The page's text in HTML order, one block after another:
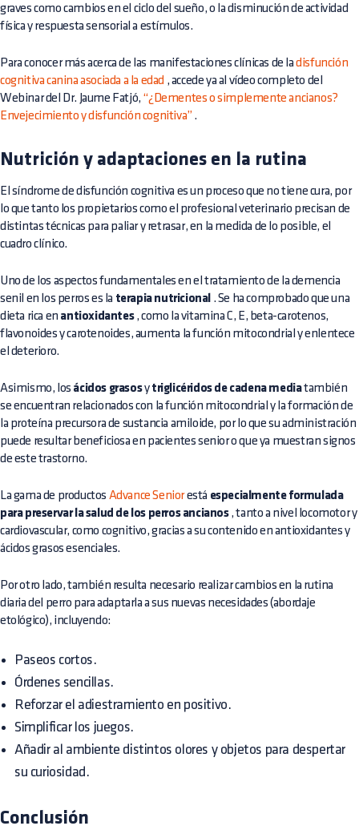
graves como cambios en el ciclo del sueño, o la disminución de actividad
física y respuesta sensorial a estímulos.
Para conocer más acerca de las manifestaciones clínicas de ladisfunción
cognitiva canina asociada a la edad , accede ya al vídeo completo del
Webinar del Dr. Jaume Fatjó, “¿Dementes o simplemente ancianos?
Envejecimiento y disfunción cognitiva” .
Nutrición y adaptaciones en la rutina
El síndrome de disfunción cognitiva es un proceso que no tiene cura, por
lo que tanto los propietarios como el profesional veterinario precisan de
distintas técnicas para paliar y retrasar, en la medida de lo posible, el
cuadro clínico.
Uno de los aspectos fundamentales en el tratamiento de la demencia
senil en los perros es la terapia nutricional . Se ha comprobado que una
dieta rica en antioxidantes, como la vitamina C, E, beta-carotenos,
flavonoides y carotenoides, aumenta la función mitocondrial y enlentece
el deterioro.
Asimismo, los ácidos grasosy triglicéridos de cadena mediatambién
se encuentran relacionados con la función mitocondrial y la formación de
la proteína precursora de sustancia amiloide, por lo que su administración
puede resultar beneficiosa en pacientes senior o que ya muestran signos
de este trastorno.
La gama de productos Advance Seniorestá especialmente formulada
para preservar la salud de los perros ancianos, tanto a nivel locomotor y
cardiovascular, como cognitivo, gracias a su contenido en antioxidantes y
ácidos grasos esenciales.
Por otro lado, también resulta necesario realizar cambios en la rutina
diaria del perro para adaptarla a sus nuevas necesidades (abordaje
etológico), incluyendo:
Paseos cortos.
Órdenes sencillas.
Reforzar el adiestramiento en positivo.
Simplificar los juegos.
Añadir al ambiente distintos olores y objetos para despertar
su curiosidad.
Conclusión